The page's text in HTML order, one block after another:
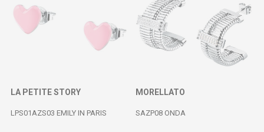
LA PETITE STORY
LPS01AZS03 EMILY IN PARIS
MORELLATO
SAZP08 ONDA